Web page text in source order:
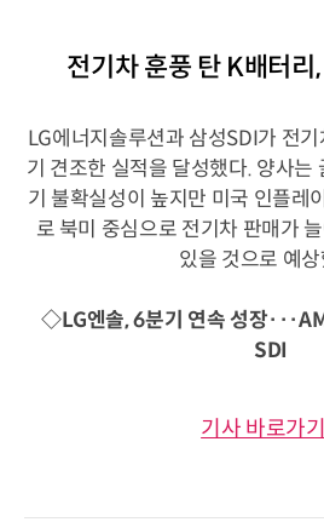
전기차 훈풍 탄 K배터리
LG에너지솔루션과 삼성SDI가 전
기 견조한 실적을 달성했다. 양사는
기 불확실성이 높지만 미국 인플레
로 북미 중심으로 전기차 판매가
있을 것으로 예
◇LG엔솔, 6분기 연속 성장
SDI
기사 바로가